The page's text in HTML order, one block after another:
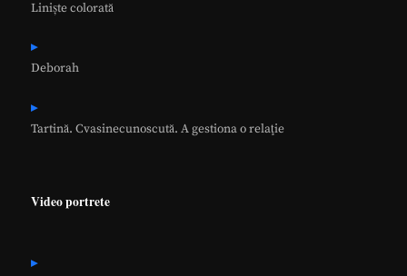
Liniște colorată
Deborah
Tartină. Cvasinecunoscută. A gestiona o relaţie
Video portrete